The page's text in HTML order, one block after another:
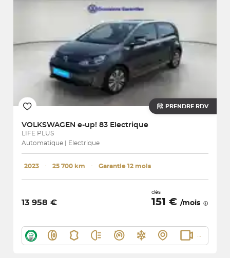
PRENDRE RDV
VOLKSWAGEN e-up! 83 Electrique
LIFE PLUS
Automatique | Electrique
2023 ･ 25 700 km ･ Garantie 12 mois
13 958 €
dès
151 € /mois